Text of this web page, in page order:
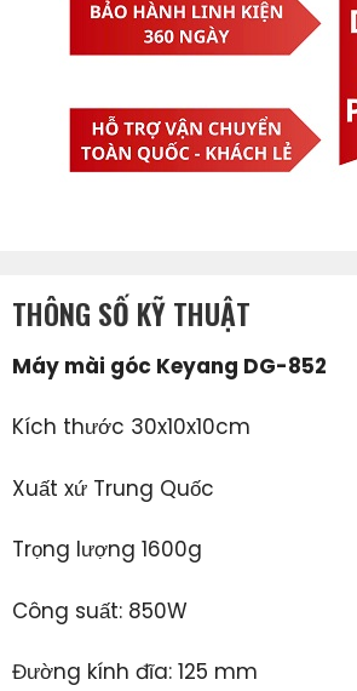
THÔNG SỐ KỸ THUẬT
Máy mài góc Keyang DG-852
Kích thước 30x10x10cm
Xuất xứ Trung Quốc
Trọng lượng 1600g
Công suất: 850W
Đường kính đĩa: 125 mm